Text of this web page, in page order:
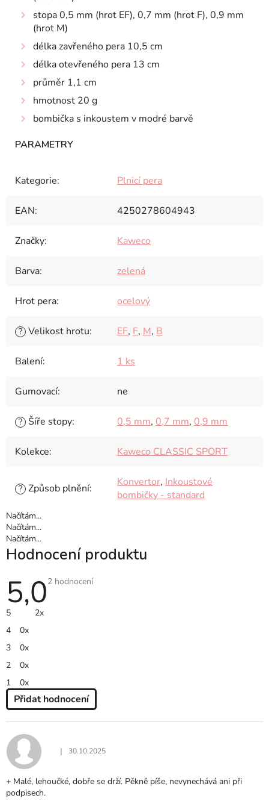
stopa 0,5 mm (hrot EF), 0,7 mm (hrot F), 0,9 mm
(hrot M)
délka zavřeného pera 10,5 cm
délka otevřeného pera 13 cm
průměr 1,1 cm
hmotnost 20 g
bombička s inkoustem v modré barvě
Kategorie: Plnicí pera
EAN: 4250278604943
Značky: Kaweco
Barva: zelená
Hrot pera: ocelový
? Velikost hrotu: EF, F, M, B
Balení: 1 ks
Gumovací: ne
? Šíře stopy: 0,5 mm, 0,7 mm, 0,9 mm
Kolekce: Kaweco CLASSIC SPORT
? Způsob plnění: Konvertor, Inkoustové
bombičky - standard
Načítám...
Načítám...
Načítám...
Hodnocení produktu
5,0Průměrné
2 hodnocení
5
2x
4
0x
3
0x
2
0x
1
0x
Přidat hodnocení
P
I
S
O
D
Hodnocení produktu je 5 z 5 hvězdiček.
| 30.10.2025
+ Malé, lehoučké, dobře se drží. Pěkně píše, nevynechává ani při
podpisech.